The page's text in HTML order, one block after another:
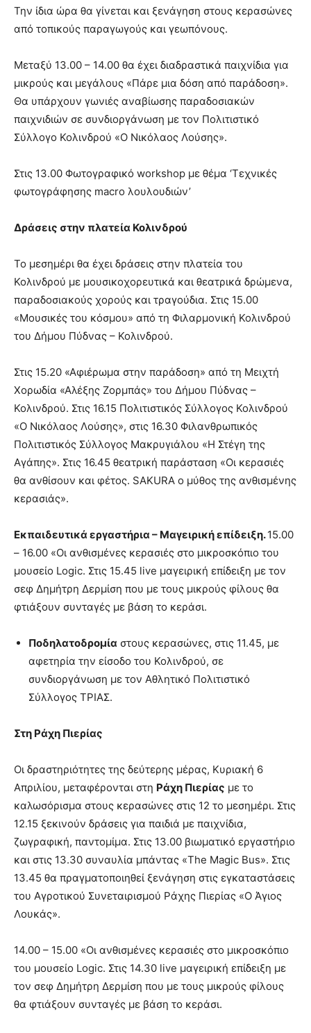
Την ίδια ώρα θα γίνεται και ξενάγηση στους κερασώνες
από τοπικούς παραγωγούς και γεωπόνους.
Μεταξύ 13.00 – 14.00 θα έχει διαδραστικά παιχνίδια για
μικρούς και μεγάλους «Πάρε μια δόση από παράδοση».
Θα υπάρχουν γωνιές αναβίωσης παραδοσιακών
παιχνιδιών σε συνδιοργάνωση με τον Πολιτιστικό
Σύλλογο Κολινδρού «Ο Νικόλαος Λούσης».
Στις 13.00 Φωτογραφικό workshop με θέμα ‘Τεχνικές
φωτογράφησης macro λουλουδιών’
Δράσεις στην πλατεία Κολινδρού
Το μεσημέρι θα έχει δράσεις στην πλατεία του
Κολινδρού με μουσικοχορευτικά και θεατρικά δρώμενα,
παραδοσιακούς χορούς και τραγούδια. Στις 15.00
«Μουσικές του κόσμου» από τη Φιλαρμονική Κολινδρού
του Δήμου Πύδνας – Κολινδρού.
Στις 15.20 «Αφιέρωμα στην παράδοση» από τη Μειχτή
Χορωδία «Αλέξης Ζορμπάς» του Δήμου Πύδνας –
Κολινδρού. Στις 16.15 Πολιτιστικός Σύλλογος Κολινδρού
«Ο Νικόλαος Λούσης», στις 16.30 Φιλανθρωπικός
Πολιτιστικός Σύλλογος Μακρυγιάλου «Η Στέγη της
Αγάπης». Στις 16.45 θεατρική παράσταση «Οι κερασιές
θα ανθίσουν και φέτος. SAKURA ο μύθος της ανθισμένης
κερασιάς».
Εκπαιδευτικά εργαστήρια – Μαγειρική επίδειξη.15.00
– 16.00 «Οι ανθισμένες κερασιές στο μικροσκόπιο του
μουσείο Logic. Στις 15.45 live μαγειρική επίδειξη με τον
σεφ Δημήτρη Δερμίση που με τους μικρούς φίλους θα
φτιάξουν συνταγές με βάση το κεράσι.
Ποδηλατοδρομία στους κερασώνες, στις 11.45, με
αφετηρία την είσοδο του Κολινδρού, σε
συνδιοργάνωση με τον Αθλητικό Πολιτιστικό
Σύλλογος ΤΡΙΑΣ.
Στη Ράχη Πιερίας
Οι δραστηριότητες της δεύτερης μέρας, Κυριακή 6
Απριλίου, μεταφέρονται στη Ράχη Πιερίας με το
καλωσόρισμα στους κερασώνες στις 12 το μεσημέρι. Στις
12.15 ξεκινούν δράσεις για παιδιά με παιχνίδια,
ζωγραφική, παντομίμα. Στις 13.00 βιωματικό εργαστήριο
και στις 13.30 συναυλία μπάντας «The Magic Bus». Στις
13.45 θα πραγματοποιηθεί ξενάγηση στις εγκαταστάσεις
του Αγροτικού Συνεταιρισμού Ράχης Πιερίας «Ο Άγιος
Λουκάς».
14.00 – 15.00 «Οι ανθισμένες κερασιές στο μικροσκόπιο
του μουσείο Logic. Στις 14.30 live μαγειρική επίδειξη με
τον σεφ Δημήτρη Δερμίση που με τους μικρούς φίλους
θα φτιάξουν συνταγές με βάση το κεράσι.